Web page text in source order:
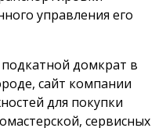
управления его
домкрат в
сайт компании
для покупки
сервисных